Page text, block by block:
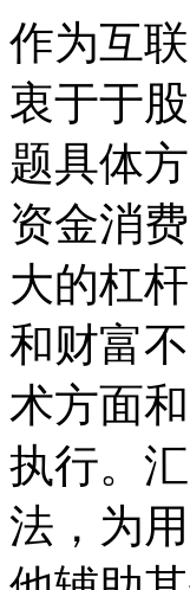
作为互
衷于于
题具体
资金消
大的杠
和财富
术方面
执行。
法，为